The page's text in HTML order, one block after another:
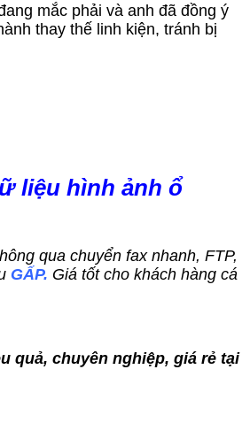
mắc phải và anh đã đồng ý
thay thế linh kiện, tránh bị
liệu hình ảnh ổ
qua chuyển fax nhanh, FTP,
GẤP. Giá tốt cho khách hàng cá
quả, chuyên nghiệp, giá rẻ tại